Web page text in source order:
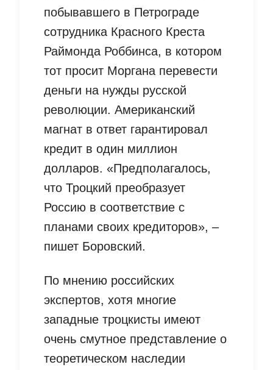
побывавшего в Петрограде
сотрудника Красного Креста
Раймонда Роббинса, в котором
тот просит Моргана перевести
деньги на нужды русской
революции. Американский
магнат в ответ гарантировал
кредит в один миллион
долларов. «Предполагалось,
что Троцкий преобразует
Россию в соответствие с
планами своих кредиторов», –
пишет Боровский.
По мнению российских
экспертов, хотя многие
западные троцкисты имеют
очень смутное представление о
теоретическом наследии